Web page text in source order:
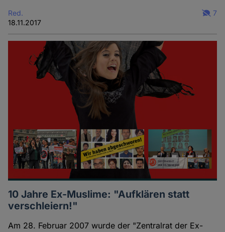
Red.
18.11.2017
7
10 Jahre Ex-Muslime: "Aufklären statt
verschleiern!"
Am 28. Februar 2007 wurde der "Zentralrat der Ex-